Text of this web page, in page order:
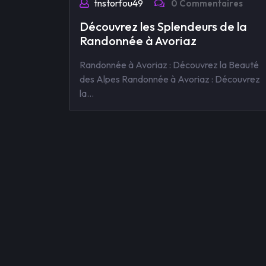
tnstorfou49 0 Commentaires
Découvrez les Splendeurs de la
Randonnée à Avoriaz
Randonnée à Avoriaz : Découvrez la Beauté
des Alpes Randonnée à Avoriaz : Découvrez
la…